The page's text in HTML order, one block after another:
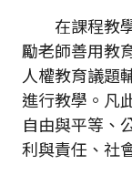
在課程教學
勵老師善用教
人權教育議題
進行教學。凡
自由與平等、
利與責任、社